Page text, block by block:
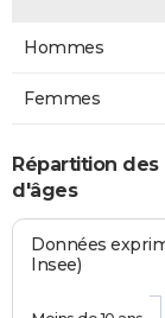
Hommes
Femmes
Répartition des
d'âges
Données
Insee)